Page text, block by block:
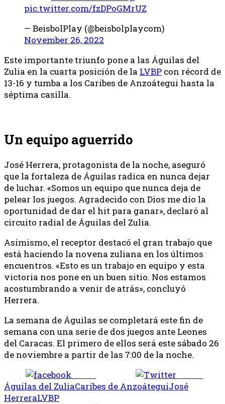
pic.twitter.com/fzDPoGMrUZ
— BeisbolPlay (@beisbolplaycom)
November 26, 2022
Este importante triunfo pone a las Águilas del
Zulia en la cuarta posición de la LVBP con récord de
13-16 y tumba a los Caribes de Anzoátegui hasta la
séptima casilla.
Un equipo aguerrido
José Herrera, protagonista de la noche, aseguró
que la fortaleza de Águilas radica en nunca dejar
de luchar. «Somos un equipo que nunca deja de
pelear los juegos. Agradecido con Dios me dio la
oportunidad de dar el hit para ganar», declaró al
circuito radial de Águilas del Zulia.
Asimismo, el receptor destacó el gran trabajo que
está haciendo la novena zuliana en los últimos
encuentros. «Esto es un trabajo en equipo y esta
victoria nos pone en un buen sitio. Nos estamos
acostumbrando a venir de atrás», concluyó
Herrera.
La semana de Águilas se completará este fin de
semana con una serie de dos juegos ante Leones
del Caracas. El primero de ellos será este sábado 26
de noviembre a partir de las 7:00 de la noche.
Águilas del ZuliaCaribes de AnzoáteguiJosé
HerreraLVBP